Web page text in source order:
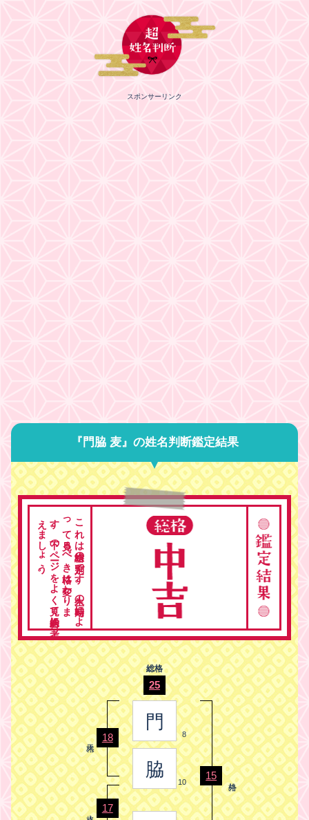
スポンサーリンク
『門脇 麦』の姓名判断鑑定結果
こ
れ
は
総格の
判定で
す
。
人生の
時期に
よ
っ
て
見る
べ
き
格は
変わ
り
ま
す
。
下の
ペ
ージ
を
よ
く
見て
総合的に
考
え
ま
し
ょ
う
。
総格
25
門
8
脇
10
18
17
15